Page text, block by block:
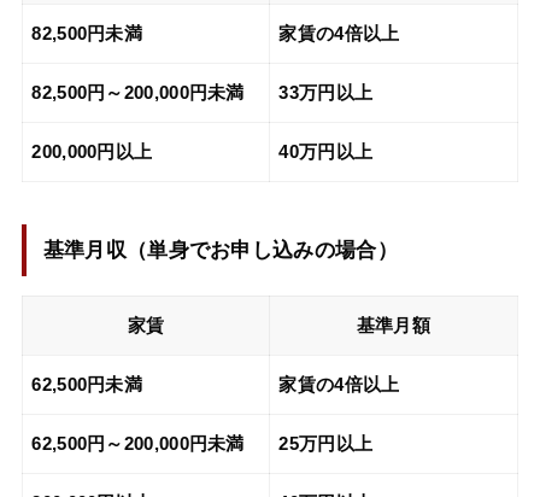
82,500円未満 家賃の4倍以上
82,500円～200,000円未満 33万円以上
200,000円以上 40万円以上
基準月収（単身でお申し込みの場合）
家賃 基準月額
62,500円未満 家賃の4倍以上
62,500円～200,000円未満 25万円以上